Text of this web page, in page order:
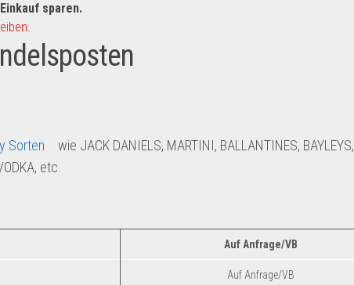
sparen.
Sorten
wie JACK DANIELS, MARTINI, BALLANTINES, BAYLEYS,
etc.
Auf Anfrage/VB
Auf Anfrage/VB